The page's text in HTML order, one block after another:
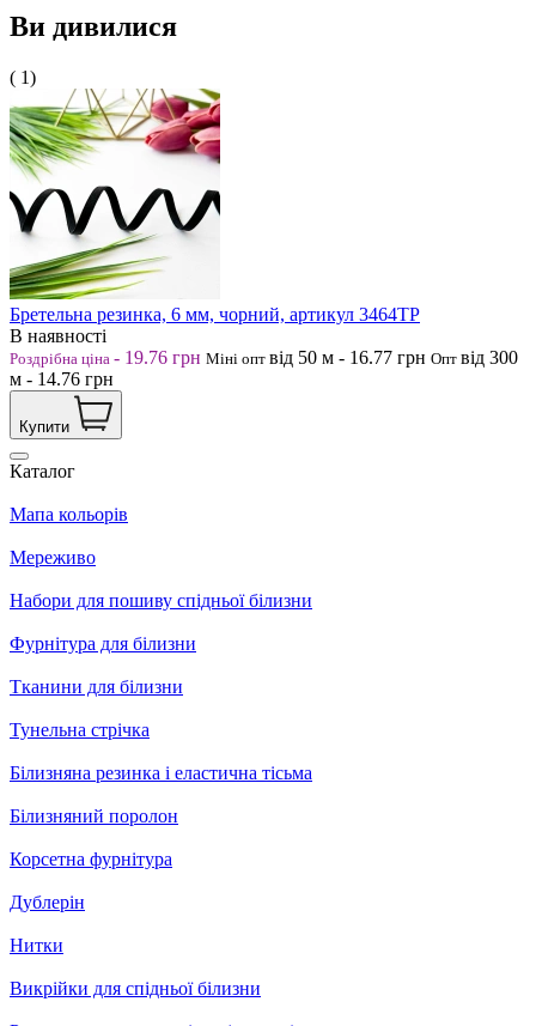
Ви дивилися
( 1)
Бретельна резинка, 6 мм, чорний, артикул 3464ТР
В наявності
Роздрібна ціна - 19.76 грн Міні опт від 50 м - 16.77 грн Опт від 300
м - 14.76 грн
Купити
Каталог
Мапа кольорів
Мереживо
Набори для пошиву спідньої білизни
Фурнітура для білизни
Тканини для білизни
Тунельна стрічка
Білизняна резинка і еластична тісьма
Білизняний поролон
Корсетна фурнітура
Дублерін
Нитки
Викрійки для спідньої білизни